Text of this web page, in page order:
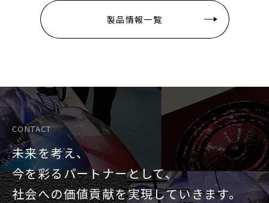
製品情報一覧
CONTACT
未来を考え、
今を彩るパートナーとして、
社会への価値貢献を実現していきます。